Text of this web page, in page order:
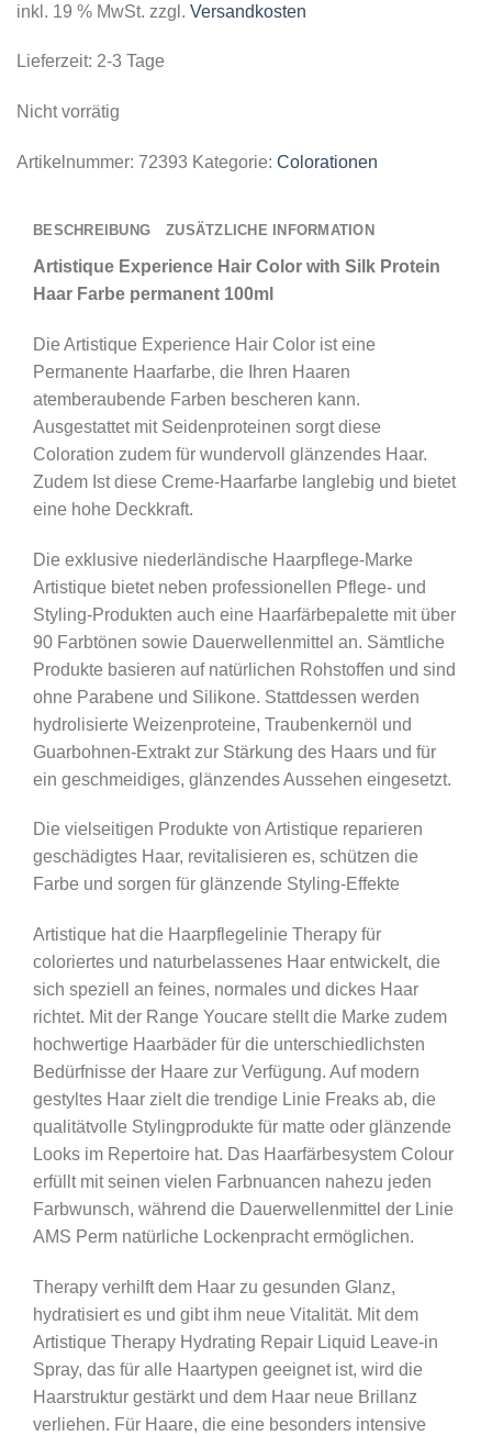
inkl. 19 % MwSt. zzgl. Versandkosten
Lieferzeit: 2-3 Tage
Nicht vorrätig
Artikelnummer: 72393 Kategorie: Colorationen
BESCHREIBUNG ZUSÄTZLICHE INFORMATION
Artistique Experience Hair Color with Silk Protein
Haar Farbe permanent 100ml
Die Artistique Experience Hair Color ist eine
Permanente Haarfarbe, die Ihren Haaren
atemberaubende Farben bescheren kann.
Ausgestattet mit Seidenproteinen sorgt diese
Coloration zudem für wundervoll glänzendes Haar.
Zudem Ist diese Creme-Haarfarbe langlebig und bietet
eine hohe Deckkraft.
Die exklusive niederländische Haarpflege-Marke
Artistique bietet neben professionellen Pflege- und
Styling-Produkten auch eine Haarfärbepalette mit über
90 Farbtönen sowie Dauerwellenmittel an. Sämtliche
Produkte basieren auf natürlichen Rohstoffen und sind
ohne Parabene und Silikone. Stattdessen werden
hydrolisierte Weizenproteine, Traubenkernöl und
Guarbohnen-Extrakt zur Stärkung des Haars und für
ein geschmeidiges, glänzendes Aussehen eingesetzt.
Die vielseitigen Produkte von Artistique reparieren
geschädigtes Haar, revitalisieren es, schützen die
Farbe und sorgen für glänzende Styling-Effekte
Artistique hat die Haarpflegelinie Therapy für
coloriertes und naturbelassenes Haar entwickelt, die
sich speziell an feines, normales und dickes Haar
richtet. Mit der Range Youcare stellt die Marke zudem
hochwertige Haarbäder für die unterschiedlichsten
Bedürfnisse der Haare zur Verfügung. Auf modern
gestyltes Haar zielt die trendige Linie Freaks ab, die
qualitätvolle Stylingprodukte für matte oder glänzende
Looks im Repertoire hat. Das Haarfärbesystem Colour
erfüllt mit seinen vielen Farbnuancen nahezu jeden
Farbwunsch, während die Dauerwellenmittel der Linie
AMS Perm natürliche Lockenpracht ermöglichen.
Therapy verhilft dem Haar zu gesunden Glanz,
hydratisiert es und gibt ihm neue Vitalität. Mit dem
Artistique Therapy Hydrating Repair Liquid Leave-in
Spray, das für alle Haartypen geeignet ist, wird die
Haarstruktur gestärkt und dem Haar neue Brillanz
verliehen. Für Haare, die eine besonders intensive